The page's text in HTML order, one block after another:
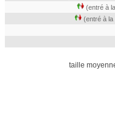
(entré à
(entré à la
taille